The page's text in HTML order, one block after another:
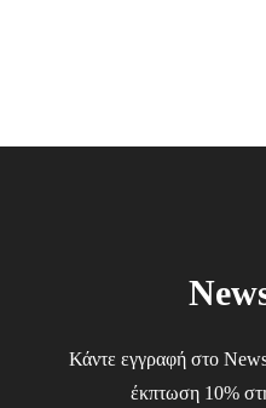
Κάντε εγγραφή στο
έκπτωση 10%